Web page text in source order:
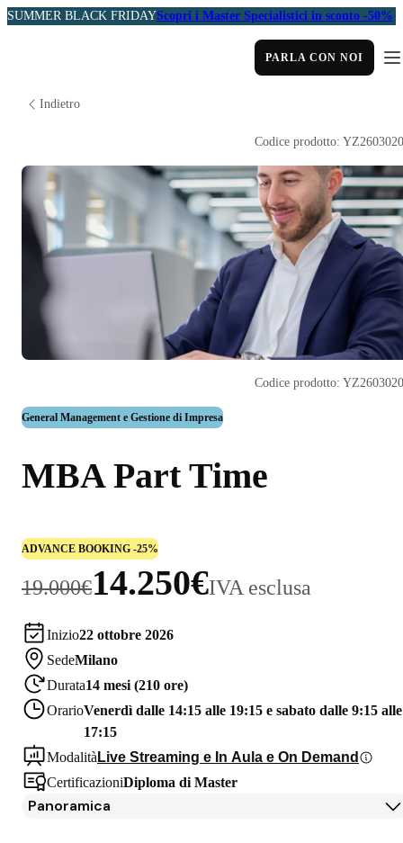
SUMMER BLACK FRIDAYScopri i Master Specialistici in sconto -50%
PARLA CON NOI
Indietro
General Management e Gestione di Impresa
MBA Part Time
ADVANCE BOOKING -25%
19.000€14.250€IVA esclusa
Inizio22 ottobre 2026
SedeMilano
Durata14 mesi (210 ore)
OrarioVenerdì dalle 14:15 alle 19:15 e sabato dalle 9:15 alle
17:15
Modalità Live Streaming e In Aula e On Demand
CertificazioniDiploma di Master
Codice prodotto:
Codice prodotto:
Panoramica